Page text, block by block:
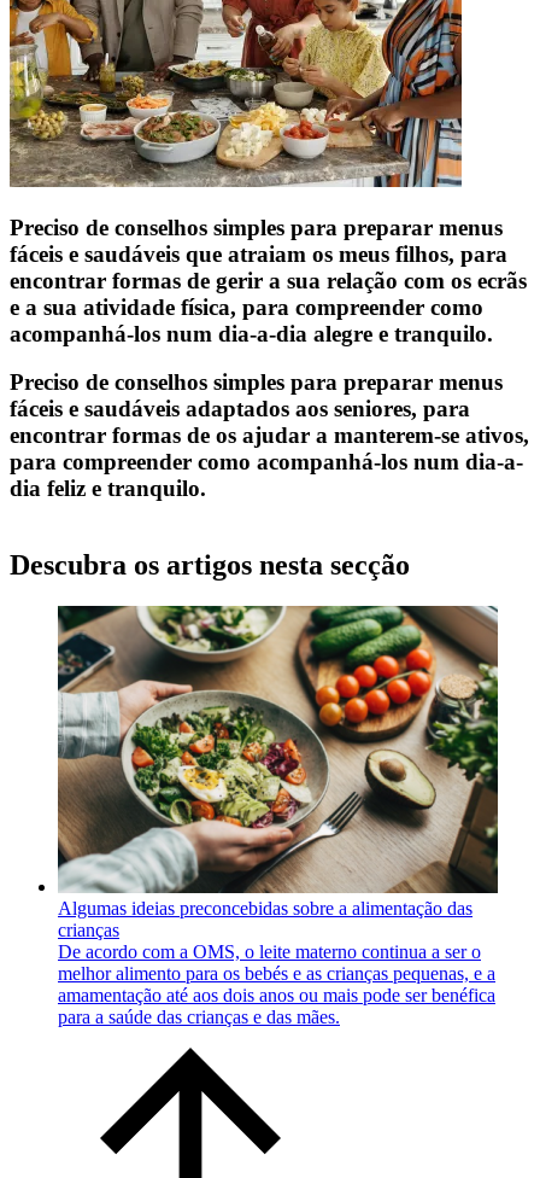
Preciso de conselhos simples para preparar menus
fáceis e saudáveis que atraiam os meus filhos, para
encontrar formas de gerir a sua relação com os ecrãs
e a sua atividade física, para compreender como
acompanhá-los num dia-a-dia alegre e tranquilo.
Preciso de conselhos simples para preparar menus
fáceis e saudáveis adaptados aos seniores, para
encontrar formas de os ajudar a manterem-se ativos,
para compreender como acompanhá-los num dia-a-
dia feliz e tranquilo.
Descubra os artigos nesta secção
Algumas ideias preconcebidas sobre a alimentação das
crianças
De acordo com a OMS, o leite materno continua a ser o
melhor alimento para os bebés e as crianças pequenas, e a
amamentação até aos dois anos ou mais pode ser benéfica
para a saúde das crianças e das mães.